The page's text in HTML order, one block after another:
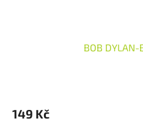
BOB DYLAN-
149 Kč